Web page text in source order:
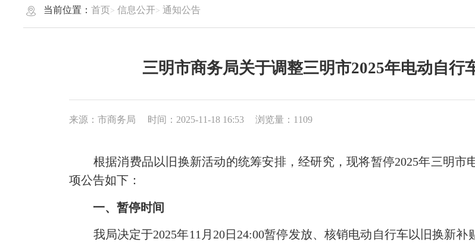
当前位置：首页 信息公开 通知公告
三明市商务局关于调整三明市2025年电动自行
来源：市商务局 时间：2025-11-18 16:53 浏览量：1109
根据消费品以旧换新活动的统筹安排，经研究，现将暂停2025年三明市
项公告如下：
一、暂停时间
我局决定于2025年11月20日24:00暂停发放、核销电动自行车以旧换新补